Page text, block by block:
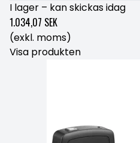
I lager – kan skickas idag
1.034,07 SEK
(exkl. moms)
Visa produkten